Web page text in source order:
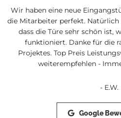
Wir haben eine neue
die Mitarbeiter perfekt.
dass die Türe sehr schön ist,
funktioniert. Danke für die
Projektes. Top Preis
weiterempfehlen -
- E.W.
Google